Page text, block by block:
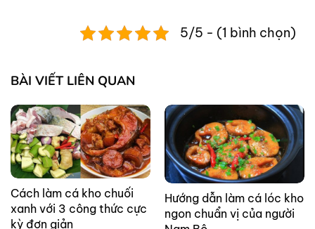
5/5 - (1 bình chọn)
BÀI VIẾT LIÊN QUAN
Cách làm cá kho chuối
xanh với 3 công thức cực
kỳ đơn giản
Hướng dẫn làm cá lóc kho
ngon chuẩn vị của người